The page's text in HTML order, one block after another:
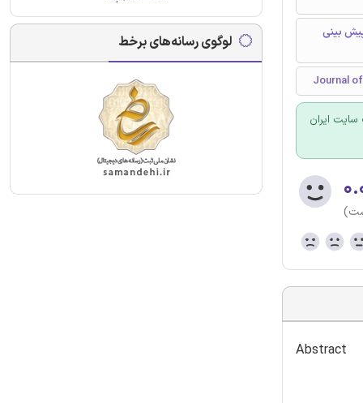
بینی
ایران
Abstract
لوگوی رسانه‌های برخط